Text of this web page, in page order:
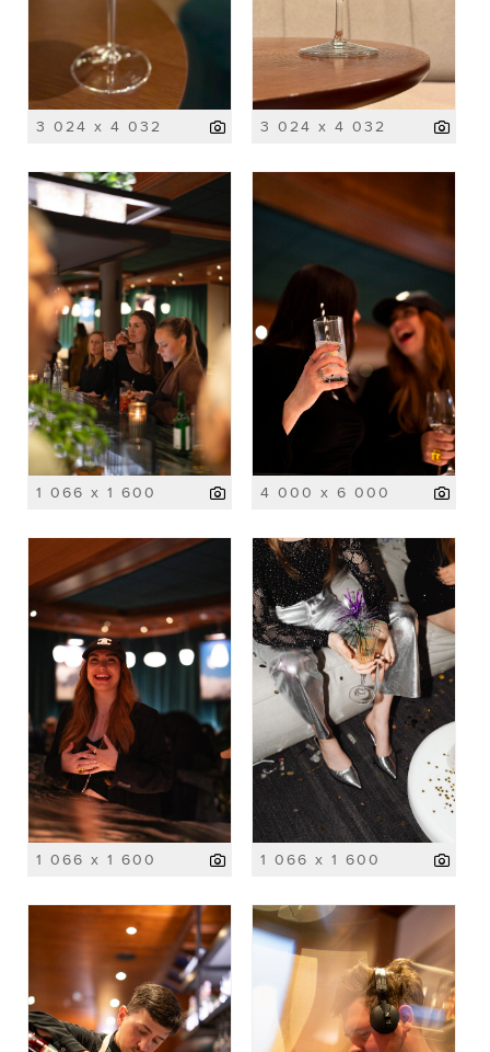
3 024 x 4 032 3 024 x 4 032
1 066 x 1 600 4 000 x 6 000
1 066 x 1 600 1 066 x 1 600